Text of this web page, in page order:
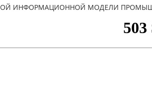
ИНФОРМАЦИОННОЙ МОДЕЛИ